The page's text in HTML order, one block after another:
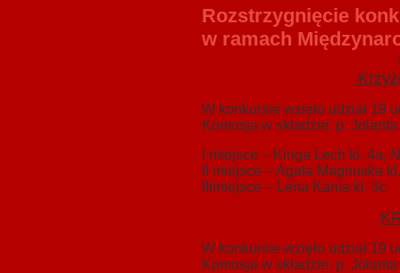
Rozstrzygnięcie
w ramach
KRZYŻOWKI
W konkursie wzięło udział 19
Komosja w składzie: p.
I miejsce – Kinga Lech kl. 4a,
II miejsce – Agata Magnuska
IIImiejsce – Lena Kania kl. 3c
W konkursie wzięło udział 19
Komosja w składzie: p.